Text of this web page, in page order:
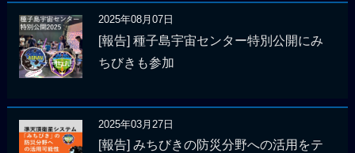
2025年08月07日
[報告] 種子島宇宙センター特別公開にみ
ちびきも参加
2025年03月27日
[報告] みちびきの防災分野への活用をテ